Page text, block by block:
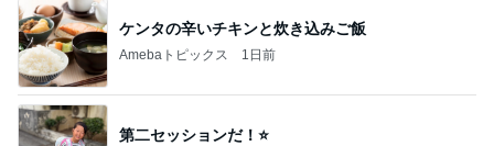
ケンタの辛いチキンと炊き込みご飯
Amebaトピックス 1日前
第二セッションだ！⭐️